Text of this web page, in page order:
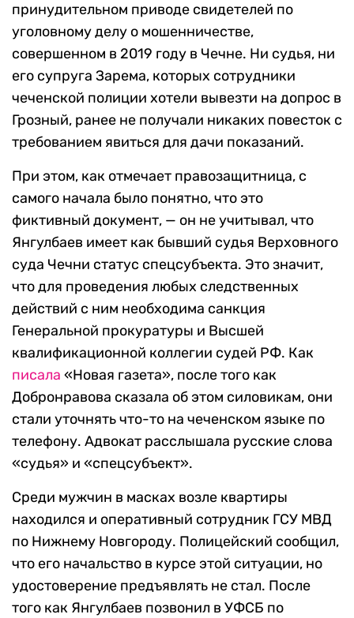
принудительном приводе свидетелей по
уголовному делу о мошенничестве,
совершенном в 2019 году в Чечне. Ни судья, ни
его супруга Зарема, которых сотрудники
чеченской полиции хотели вывезти на допрос в
Грозный, ранее не получали никаких повесток с
требованием явиться для дачи показаний.
При этом, как отмечает правозащитница, с
самого начала было понятно, что это
фиктивный документ, — он не учитывал, что
Янгулбаев имеет как бывший судья Верховного
суда Чечни статус спецсубъекта. Это значит,
что для проведения любых следственных
действий с ним необходима санкция
Генеральной прокуратуры и Высшей
квалификационной коллегии судей РФ. Как
писала «Новая газета», после того как
Добронравова сказала об этом силовикам, они
стали уточнять что-то на чеченском языке по
телефону. Адвокат расслышала русские слова
«судья» и «спецсубъект».
Среди мужчин в масках возле квартиры
находился и оперативный сотрудник ГСУ МВД
по Нижнему Новгороду. Полицейский сообщил,
что его начальство в курсе этой ситуации, но
удостоверение предъявлять не стал. После
того как Янгулбаев позвонил в УФСБ по